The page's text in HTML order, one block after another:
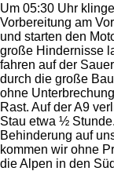
Um 05:30 Uhr
Vorbereitung am
und starten den
große Hindernisse
fahren auf der
durch die große
ohne
Rast. Auf der A9
Stau etwa ½
Behinderung auf
kommen wir ohne
die Alpen in den